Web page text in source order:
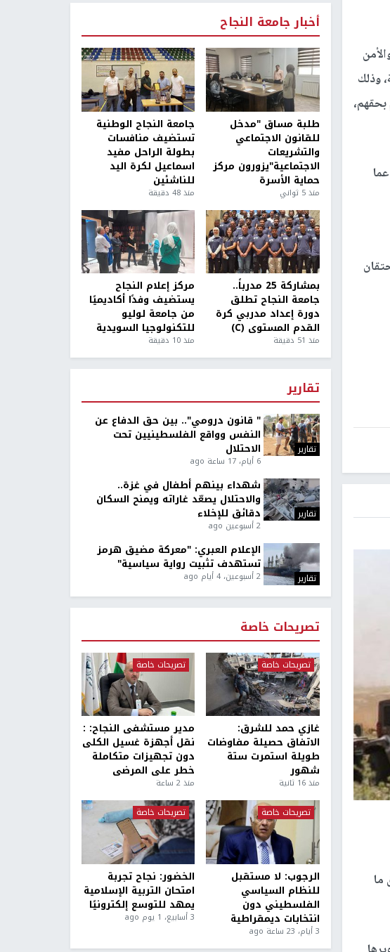
وذلك
ما
أخبار جامعة النجاح
طلبة مساق "مدخل
للقانون الاجتماعي
والتشريعات
الاجتماعية"يزورون مركز
حماية الأسرة
منذ 5 ثواني
جامعة النجاح الوطنية
تستضيف منافسات
بطولة الراحل مفيد
اسماعيل لكرة اليد
للناشئين
منذ 48 دقيقة
بمشاركة 25 مدرباً..
جامعة النجاح تطلق
دورة إعداد مدربي كرة
القدم المستوى (C)
منذ 51 دقيقة
مركز إعلام النجاح
يستضيف وفدًا أكاديميًا
من جامعة لوليو
للتكنولوجيا السويدية
منذ 10 دقيقة
تقارير
تقارير
" قانون درومي".. بين حق الدفاع عن
النفس وواقع الفلسطينيين تحت
الاحتلال
6 أيام، 17 ساعة ago
تقارير
شهداء بينهم أطفال في غزة..
والاحتلال يصعّد غاراته ويمنح السكان
دقائق للإخلاء
2 أسبوعين ago
تقارير
الإعلام العبري: "معركة مضيق هرمز
تستهدف تثبيت رواية سياسية"
2 أسبوعين، 4 أيام ago
تصريحات خاصة
تصريحات خاصة
غازي حمد للشرق:
الاتفاق حصيلة مفاوضات
طويلة استمرت ستة
شهور
منذ 16 ثانية
تصريحات خاصة
مدير مستشفى النجاح: :
نقل أجهزة غسيل الكلى
دون تجهيزات متكاملة
خطر على المرضى
منذ 2 ساعة
تصريحات خاصة
الرجوب: لا مستقبل
للنظام السياسي
الفلسطيني دون
انتخابات ديمقراطية
3 أيام، 23 ساعة ago
تصريحات خاصة
الخضور: نجاح تجربة
امتحان التربية الإسلامية
يمهد للتوسع إلكترونيًا
3 أسابيع، 1 يوم ago